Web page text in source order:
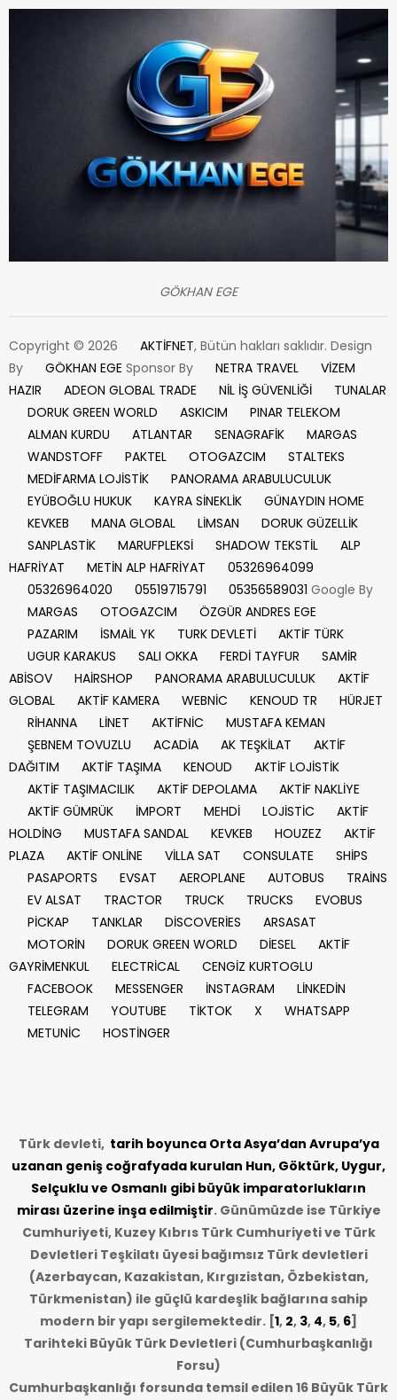
GÖKHAN EGE
Copyright © 2026 AKTİFNET, Bütün hakları saklıdır. Design
By
GÖKHAN EGE Sponsor By NETRA TRAVEL
VİZEM
HAZIR
ADEON GLOBAL TRADE NİL İŞ GÜVENLİĞİ
TUNALAR
DORUK GREEN WORLD
ASKICIM
PINAR TELEKOM
ALMAN KURDU
ATLANTAR SENAGRAFİK
MARGAS
WANDSTOFF
PAKTEL OTOGAZCIM
STALTEKS
MEDİFARMA LOJİSTİK
PANORAMA ARABULUCULUK
EYÜBOĞLU HUKUK
KAYRA SİNEKLİK
GÜNAYDIN HOME
KEVKEB
MANA GLOBAL LİMSAN
DORUK GÜZELLİK
SANPLASTİK
MARUFPLEKSİ SHADOW TEKSTİL
ALP
HAFRİYAT
METİN ALP HAFRİYAT
05326964099
05326964020
05519715791 05356589031 Google By
MARGAS
OTOGAZCIM
ÖZGÜR ANDRES EGE
PAZARIM
İSMAİL YK TURK DEVLETİ
AKTİF TÜRK
UGUR KARAKUS
SALI OKKA FERDİ TAYFUR
SAMİR
ABİSOV
HAİRSHOP PANORAMA ARABULUCULUK
AKTİF
GLOBAL
AKTİF KAMERA WEBNİC KENOUD TR
HÜRJET
RİHANNA
LİNET AKTİFNİC
MUSTAFA KEMAN
ŞEBNEM TOVUZLU
ACADİA AK TEŞKİLAT
AKTİF
DAĞITIM
AKTİF TAŞIMA KENOUD
AKTİF LOJİSTİK
AKTİF TAŞIMACILIK
AKTİF DEPOLAMA
AKTİF NAKLİYE
AKTİF GÜMRÜK
İMPORT MEHDİ LOJİSTİC
AKTİF
HOLDİNG
MUSTAFA SANDAL KEVKEB HOUZEZ
AKTİF
PLAZA
AKTİF ONLİNE VİLLA SAT CONSULATE
SHİPS
PASAPORTS
EVSAT AEROPLANE AUTOBUS
TRAİNS
EV ALSAT
TRACTOR TRUCK TRUCKS
EVOBUS
PİCKAP
TANKLAR DİSCOVERİES
ARSASAT
MOTORİN
DORUK GREEN WORLD DİESEL
AKTİF
GAYRİMENKUL
ELECTRİCAL
CENGİZ KURTOGLU
FACEBOOK
MESSENGER İNSTAGRAM
LİNKEDİN
TELEGRAM
YOUTUBE TİKTOK X
WHATSAPP
METUNİC
HOSTİNGER
Türk devleti, tarih boyunca Orta Asya’dan Avrupa’ya
uzanan geniş coğrafyada kurulan Hun, Göktürk, Uygur,
Selçuklu ve Osmanlı gibi büyük imparatorlukların
mirası üzerine inşa edilmiştir. Günümüzde ise Türkiye
Cumhuriyeti, Kuzey Kıbrıs Türk Cumhuriyeti ve Türk
Devletleri Teşkilatı üyesi bağımsız Türk devletleri
(Azerbaycan, Kazakistan, Kırgızistan, Özbekistan,
Türkmenistan) ile güçlü kardeşlik bağlarına sahip
modern bir yapı sergilemektedir. [1, 2, 3, 4, 5, 6]
Tarihteki Büyük Türk Devletleri (Cumhurbaşkanlığı
Forsu)
Cumhurbaşkanlığı forsunda temsil edilen 16 Büyük Türk